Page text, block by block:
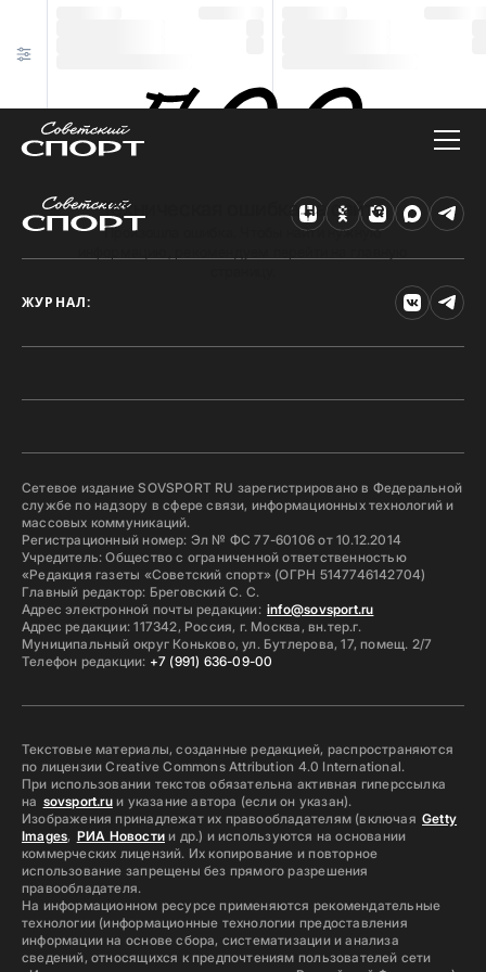
Техническая ошибка на сайте
Произошла ошибка. Чтобы найти нужную
ЖУРНАЛ:
Сетевое издание SOVSPORT RU зарегистрировано в Федеральной
службе по надзору в сфере связи, информационных технологий и
массовых коммуникаций.
Регистрационный номер: Эл № ФС 77-60106 от 10.12.2014
Учредитель: Общество с ограниченной ответственностью
«Редакция газеты «Советский спорт» (ОГРН 5147746142704)
Главный редактор: Бреговский С. С.
Адрес электронной почты редакции: info@sovsport.ru
Адрес редакции: 117342, Россия, г. Москва, вн.тер.г.
Муниципальный округ Коньково, ул. Бутлерова, 17, помещ. 2/7
Телефон редакции: +7 (991) 636-09-00
Текстовые материалы, созданные редакцией, распространяются
по лицензии Creative Commons Attribution 4.0 International.
При использовании текстов обязательна активная гиперссылка
на sovsport.ruи указание автора (если он указан).
Изображения принадлежат их правообладателям (включая Getty
Images, РИА Новостии др.) и используются на основании
коммерческих лицензий. Их копирование и повторное
использование запрещены без прямого разрешения
правообладателя.
На информационном ресурсе применяются рекомендательные
технологии (информационные технологии предоставления
информации на основе сбора, систематизации и анализа
сведений, относящихся к предпочтениям пользователей сети